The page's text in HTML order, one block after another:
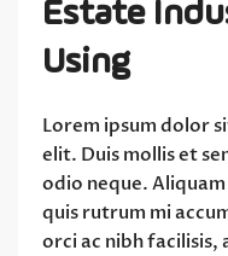
Estate
Using
Lorem ipsum dolor
elit. Duis mollis et
odio neque.
quis rutrum mi
orci ac nibh facilisis,